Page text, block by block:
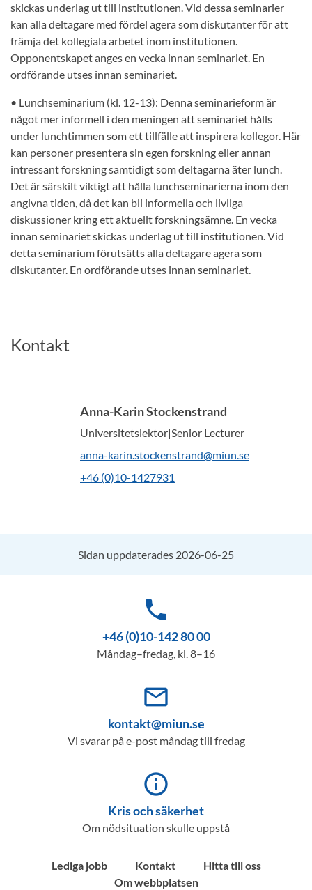
skickas underlag ut till institutionen. Vid dessa seminarier
kan alla deltagare med fördel agera som diskutanter för att
främja det kollegiala arbetet inom institutionen.
Opponentskapet anges en vecka innan seminariet. En
ordförande utses innan seminariet.
• Lunchseminarium (kl. 12-13): Denna seminarieform är
något mer informell i den meningen att seminariet hålls
under lunchtimmen som ett tillfälle att inspirera kollegor. Här
kan personer presentera sin egen forskning eller annan
intressant forskning samtidigt som deltagarna äter lunch.
Det är särskilt viktigt att hålla lunchseminarierna inom den
angivna tiden, då det kan bli informella och livliga
diskussioner kring ett aktuellt forskningsämne. En vecka
innan seminariet skickas underlag ut till institutionen. Vid
detta seminarium förutsätts alla deltagare agera som
diskutanter. En ordförande utses innan seminariet.
Kontakt
Anna-Karin Stockenstrand
Universitetslektor|Senior Lecturer
anna-karin.stockenstrand@miun.se
+46 (0)10-1427931
Sidan uppdaterades 2026-06-25
phone
+46 (0)10-142 80 00
Måndag–fredag, kl. 8–16
mail_outline
kontakt@miun.se
Vi svarar på e-post måndag till fredag
info_outline
Kris och säkerhet
Om nödsituation skulle uppstå
Lediga jobb Kontakt
Hitta till oss
Om webbplatsen